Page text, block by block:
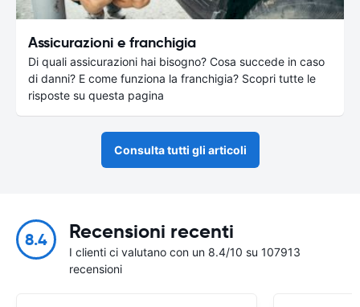
Assicurazioni e franchigia
Di quali assicurazioni hai bisogno? Cosa succede in caso
di danni? E come funziona la franchigia? Scopri tutte le
risposte su questa pagina
Consulta tutti gli articoli
8.4 Recensioni recenti
I clienti ci valutano con un 8.4/10 su 107913
recensioni